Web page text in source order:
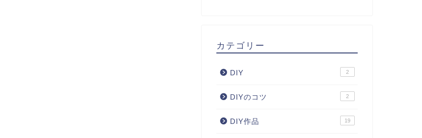
カテゴリー
DIY 2
DIYのコツ 2
DIY作品 19